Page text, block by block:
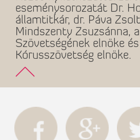
eseménysorozatát Dr.
államtitkár, dr. Páva
Mindszenty Zsuzsánna,
Szövetségének elnöke
Kórusszövetség elnöke.